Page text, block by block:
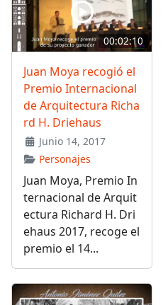
00:02:10
Juan Moya recogió el
Premio Internacional
de Arquitectura Richa
rd H. Driehaus
Junio 14, 2017
Personajes
Juan Moya, Premio In
ternacional de Arquit
ectura Richard H. Dri
ehaus 2017, recoge el
premio el 14...